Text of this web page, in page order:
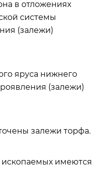
в отложениях
системы
(залежи)
яруса нижнего
(залежи)
залежи торфа.
имеются